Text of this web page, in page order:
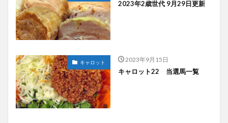
2023年2歳世代 9月29日更新
キャロット 2023年9月15日
キャロット22 当選馬一覧